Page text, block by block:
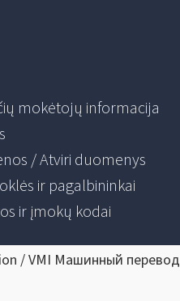
mokėtojų informacija
/ Atviri duomenys
ir pagalbininkai
ir įmokų kodai
/ VMI Машинный